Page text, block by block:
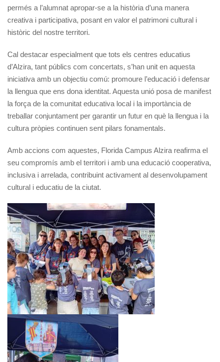
permés a l’alumnat apropar-se a la història d’una manera
creativa i participativa, posant en valor el patrimoni cultural i
històric del nostre territori.
Cal destacar especialment que tots els centres educatius
d’Alzira, tant públics com concertats, s’han unit en aquesta
iniciativa amb un objectiu comú: promoure l’educació i defensar
la llengua que ens dona identitat. Aquesta unió posa de manifest
la força de la comunitat educativa local i la importància de
treballar conjuntament per garantir un futur en què la llengua i la
cultura pròpies continuen sent pilars fonamentals.
Amb accions com aquestes, Florida Campus Alzira reafirma el
seu compromís amb el territori i amb una educació cooperativa,
inclusiva i arrelada, contribuint activament al desenvolupament
cultural i educatiu de la ciutat.